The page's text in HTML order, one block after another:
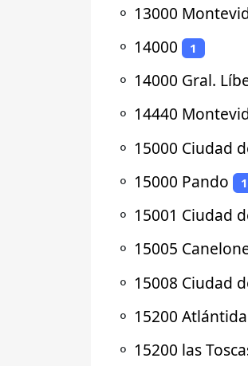
⚬ 13000
⚬ 14000 1
⚬ 14000 Gral.
⚬ 14440
⚬ 15000 Ciudad
⚬ 15000 Pando 1
⚬ 15001 Ciudad
⚬ 15005
⚬ 15008 Ciudad
⚬ 15200 Atlántida
⚬ 15200 las